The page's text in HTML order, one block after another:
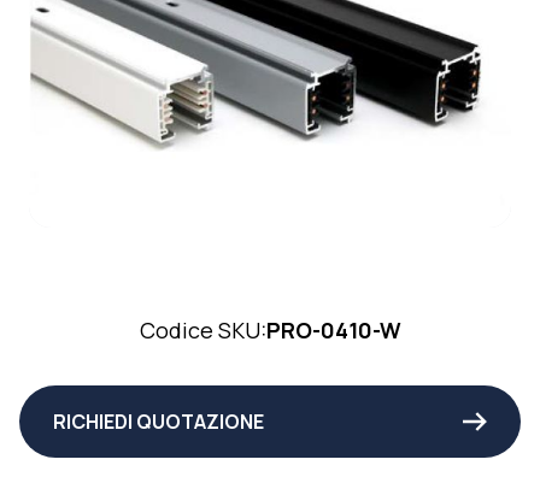
Codice SKU:PRO-0410-W
RICHIEDI QUOTAZIONE